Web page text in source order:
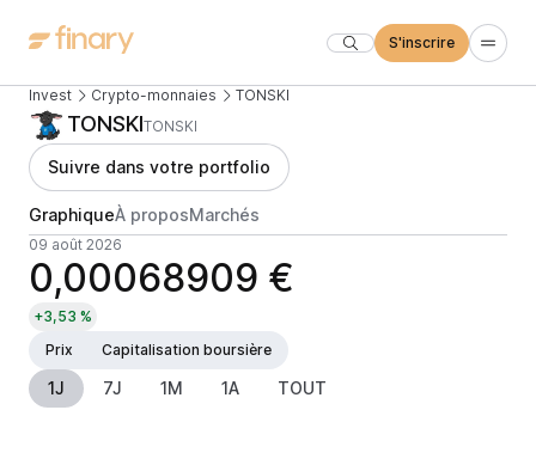
S'inscrire
Invest Crypto-monnaies TONSKI
TONSKITONSKI
Suivre dans votre portfolio
GraphiqueÀ proposMarchés
09 août 2026
0,00068909 €
+3,53 %
Prix
Capitalisation boursière
1J 7J 1M 1A TOUT